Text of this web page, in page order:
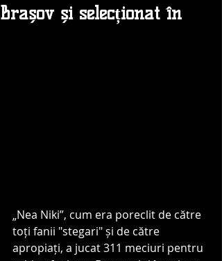
Brașov și selecționat în
„Nea Niki”, cum era poreclit de către
toți fanii "stegari" și de către
apropiați, a jucat 311 meciuri pentru